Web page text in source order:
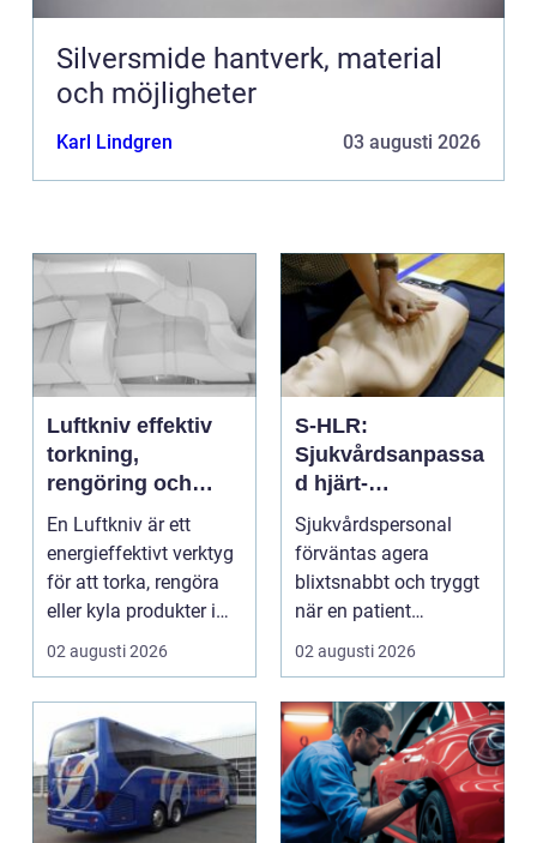
Silversmide hantverk, material
och möjligheter
Karl Lindgren 03 augusti 2026
Luftkniv effektiv
torkning,
rengöring och
kylning i modern
industri
En Luftkniv är ett
energieffektivt verktyg
för att torka, rengöra
eller kyla produkter i
rörelse. Te...
02 augusti 2026
S-HLR:
Sjukvårdsanpassa
d hjärt-
lungräddning som
räddar liv
Sjukvårdspersonal
förväntas agera
blixtsnabbt och tryggt
när en patient
drabbas...
02 augusti 2026